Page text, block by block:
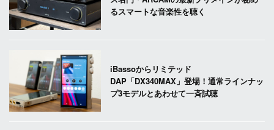
るスマートな音楽性を聴く
iBassoからリミテッド
DAP「DX340MAX」登場！通常ラインナッ
プ3モデルとあわせて一斉試聴